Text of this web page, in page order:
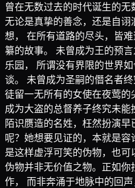
曾在无数过去的时代诞生的无
无论是真挚的善念，还是自
想， 在所有道路的尽头，皆
纂的故事。 未曾成为王的预
乐园， 所谓没有界限的世界
谈。 未曾成为圣嗣的僭名者
徒留一无所有的女使在夜莺
成为大盗的总督养子终究未能
陌识赝造的名姓，枉然扮演
呢？她想要见证的，本就是
是这样虚浮可笑的伪物，也可
伪物并非无价值之物。正如
作， 而非奔涌于地脉中的回